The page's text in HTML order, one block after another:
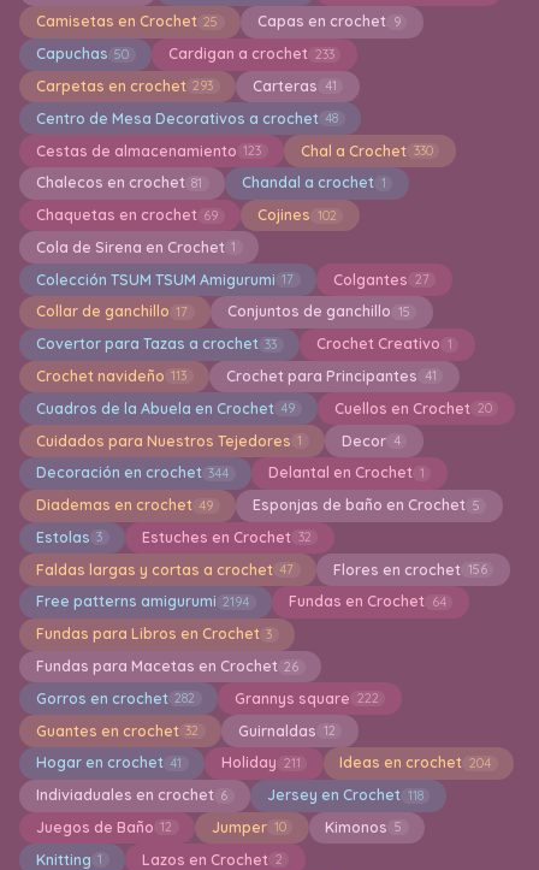
Camisetas en Crochet 25 Capas en crochet 9
Capuchas 50 Cardigan a crochet 233
Carpetas en crochet 293 Carteras 41
Centro de Mesa Decorativos a crochet 48
Cestas de almacenamiento 123 Chal a Crochet 330
Chalecos en crochet 81 Chandal a crochet 1
Chaquetas en crochet 69 Cojines 102
Cola de Sirena en Crochet 1
Colección TSUM TSUM Amigurumi 17 Colgantes 27
Collar de ganchillo 17 Conjuntos de ganchillo 15
Covertor para Tazas a crochet 33 Crochet Creativo 1
Crochet navideño 113 Crochet para Principantes 41
Cuadros de la Abuela en Crochet 49 Cuellos en Crochet 20
Cuidados para Nuestros Tejedores 1 Decor 4
Decoración en crochet 344 Delantal en Crochet 1
Diademas en crochet 49 Esponjas de baño en Crochet 5
Estolas 3 Estuches en Crochet 32
Faldas largas y cortas a crochet 47 Flores en crochet 156
Free patterns amigurumi 2194 Fundas en Crochet 64
Fundas para Libros en Crochet 3
Fundas para Macetas en Crochet 26
Gorros en crochet 282 Grannys square 222
Guantes en crochet 32 Guirnaldas 12
Hogar en crochet 41 Holiday 211 Ideas en crochet 204
Indiviaduales en crochet 6 Jersey en Crochet 118
Juegos de Baño 12 Jumper 10 Kimonos 5
Knitting 1 Lazos en Crochet 2